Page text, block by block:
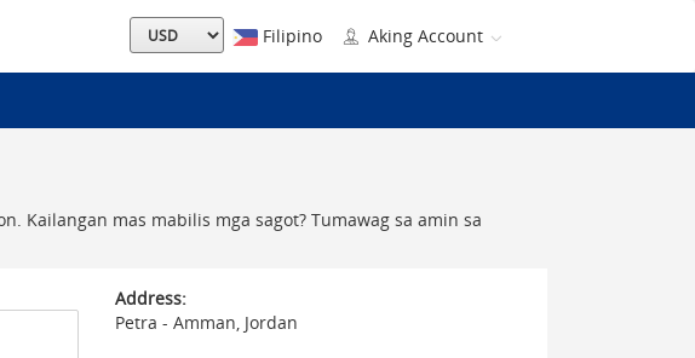
Filipino Aking Account
Kailangan mas mabilis mga sagot? Tumawag sa amin sa
Address:
Petra - Amman, Jordan